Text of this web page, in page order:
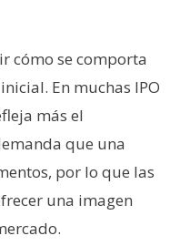
cómo se comporta
En muchas IPO
más el
que una
por lo que las
una imagen